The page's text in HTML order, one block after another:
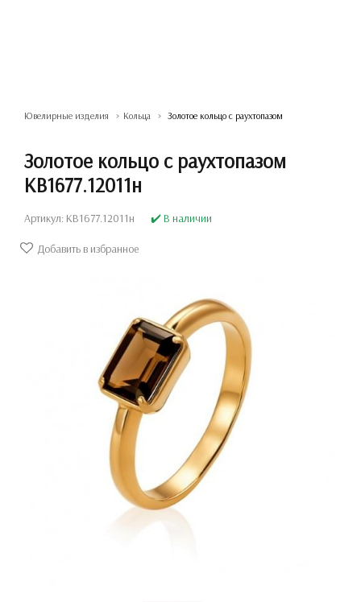
Ювелирные изделия Кольца Золотое кольцо с раухтопазом
Золотое кольцо с раухтопазом
КВ1677.12011н
Артикул: КВ1677.12011н ✔️ В наличии
Добавить в избранное